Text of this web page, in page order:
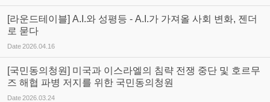
[라운드테이블] A.I.와 성평등 - A.I.가 가져올 사회 변화, 젠더
로 묻다
Date2026.04.16
[국민동의청원] 미국과 이스라엘의 침략 전쟁 중단 및 호르무
즈 해협 파병 저지를 위한 국민동의청원
Date2026.03.24